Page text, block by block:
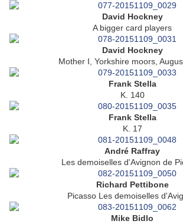
David Hockney
A bigger card players
David Hockney
Mother I, Yorkshire moors,
Frank Stella
K. 140
Frank Stella
K. 17
André Raffray
Les demoiselles d'Avignon de
Richard Pettibone
Picasso Les demoiselles
Mike Bidlo